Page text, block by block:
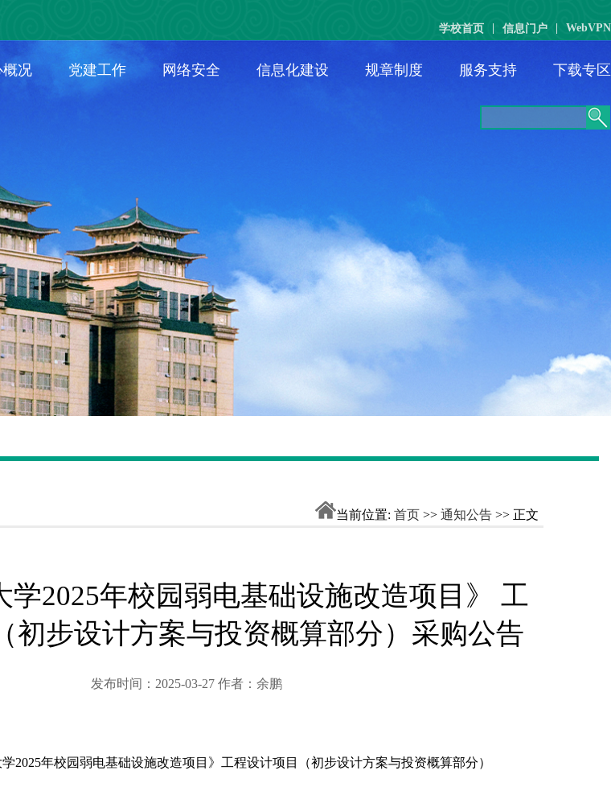
学校首页 信息门户 WebVPN
概况 党建工作 网络安全 信息化建设 规章制度 服务支持 下载专区
当前位置: 首页>> 通知公告>> 正文
学2025年校园弱电基础设施改造项目》 工
初步设计方案与投资概算部分）采购公告
发布时间：2025-03-27 作者：余鹏
学2025年校园弱电基础设施改造项目》工程设计项目（初步设计方案与投资概算部分）